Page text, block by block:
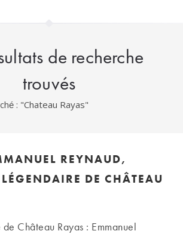
de recherche
trouvés
: "Chateau Rayas"
REYNAUD,
DE CHÂTEAU
Château Rayas : Emmanuel